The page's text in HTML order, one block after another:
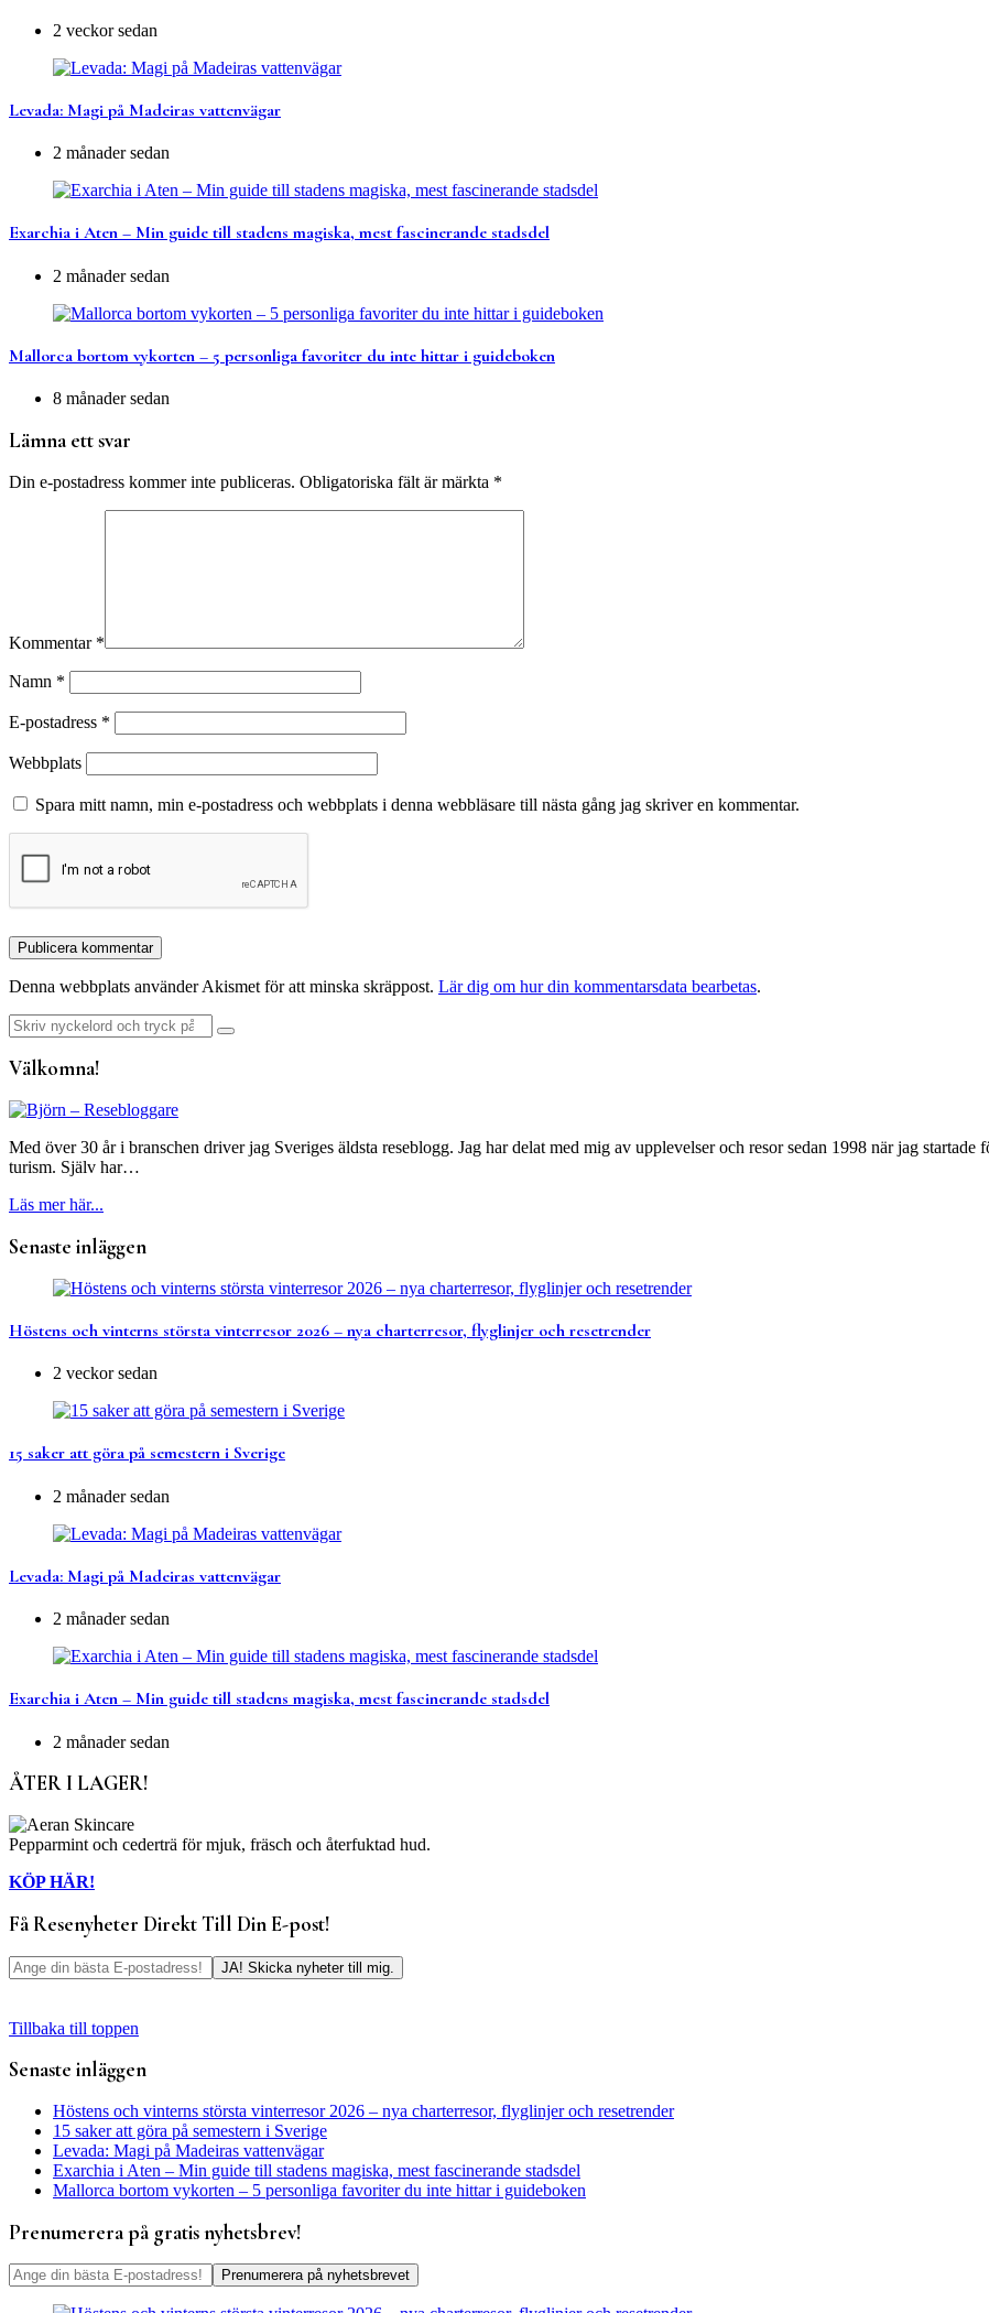
2 veckor sedan
Levada: Magi på Madeiras vattenvägar
2 månader sedan
Exarchia i Aten – Min guide till stadens magiska, mest fascinerande stadsdel
2 månader sedan
Mallorca bortom vykorten – 5 personliga favoriter du inte hittar i guideboken
8 månader sedan
Lämna ett svar
Din e-postadress kommer inte publiceras. Obligatoriska fält är märkta *
Kommentar *
Namn *
E-postadress *
Webbplats
Spara mitt namn, min e-postadress och webbplats i denna webbläsare till nästa gång jag skriver en kommentar.
Denna webbplats använder Akismet för att minska skräppost. Lär dig om hur din kommentarsdata bearbetas.
Sök
efter:
Välkomna!
Med över 30 år i branschen driver jag Sveriges äldsta reseblogg. Jag har delat med mig av upplevelser och resor sedan 1998 när jag
turism. Själv har…
Läs mer här...
Senaste inläggen
Höstens och vinterns största vinterresor 2026 – nya charterresor, flyglinjer och resetrender
2 veckor sedan
15 saker att göra på semestern i Sverige
2 månader sedan
Levada: Magi på Madeiras vattenvägar
2 månader sedan
Exarchia i Aten – Min guide till stadens magiska, mest fascinerande stadsdel
2 månader sedan
ÅTER I LAGER!
Pepparmint och cederträ för mjuk, fräsch och återfuktad hud.
KÖP HÄR!
Få Resenyheter Direkt Till Din E-post!
Tillbaka till toppen
Senaste inläggen
Höstens och vinterns största vinterresor 2026 – nya charterresor, flyglinjer och resetrender
15 saker att göra på semestern i Sverige
Levada: Magi på Madeiras vattenvägar
Exarchia i Aten – Min guide till stadens magiska, mest fascinerande stadsdel
Mallorca bortom vykorten – 5 personliga favoriter du inte hittar i guideboken
Prenumerera på gratis nyhetsbrev!